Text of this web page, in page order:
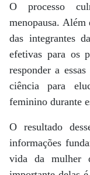
O processo
menopausa. Além
das integrantes
efetivas para os
responder a
ciência para
feminino durante
O resultado
informações
vida da mulher